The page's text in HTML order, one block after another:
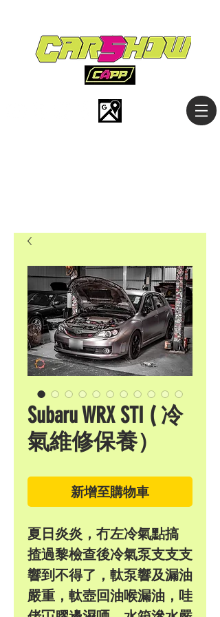
Subaru WRX STI ( 冷
氣維修保養）
新增至購物車
夏日炎炎，冇左冷氣點搞
揸過黎檢查後冷氣泵支支支
響到不得了，軚泵響及漏油
嚴重，軚壺回油喉漏油，哇